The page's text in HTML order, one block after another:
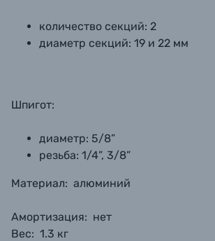
количество секций: 2
диаметр секций: 19 и 22 мм
Шпигот:
диаметр: 5/8”
резьба: 1/4”, 3/8”
Материал: алюминий
Амортизация: нет
Вес: 1.3 кг